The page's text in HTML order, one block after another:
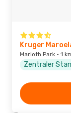
Kruger
Marloth Park · 1
Zentraler